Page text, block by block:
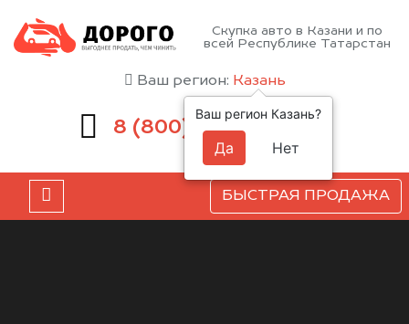
Скупка авто в Казани и по
всей Республике Татарстан
Ваш регион: Казань
8 (800) 551-81-15
БЫСТРАЯ ПРОДАЖА
Ваш регион Казань?
Да Нет